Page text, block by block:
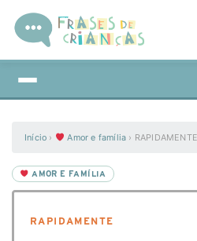
Início › Amor e família › RAPIDAMENTE
AMOR E FAMÍLIA
RAPIDAMENTE